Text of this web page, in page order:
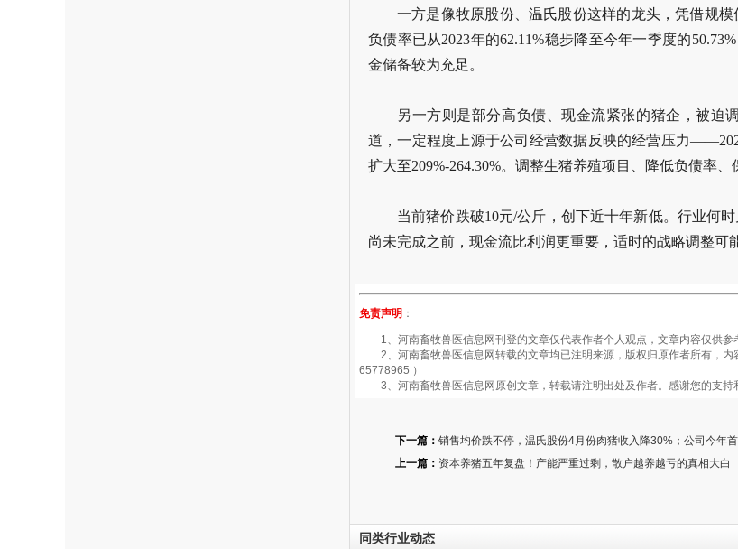
一方是像牧原股份、温氏股份这样的龙头，凭借规
负债率已从2023年的62.11%稳步降至今年一季度的
金储备较为充足。
另一方则是部分高负债、现金流紧张的猪企，被迫
道，一定程度上源于公司经营数据反映的经营压力
扩大至209%-264.30%。调整生猪养殖项目、降低负债率
当前猪价跌破10元/公斤，创下近十年新低。行业
尚未完成之前，现金流比利润更重要，适时的战略调整可
免责声明 ：
1、河南畜牧兽医信息网刊登的文章仅代表作者个人观点，文章内容仅供参
2、河南畜牧兽医信息网转载的文章均已注明来源，版权归原作者所有，内
65778965 ）
3、河南畜牧兽医信息网原创文章，转载请注明出处及作者。感谢您的支持
下一篇： 销售均价跌不停，温氏股份4月份肉猪收入降30%；公司今年
上一篇： 资本养猪五年复盘！产能严重过剩，散户越养越亏的真相大白
同类行业动态